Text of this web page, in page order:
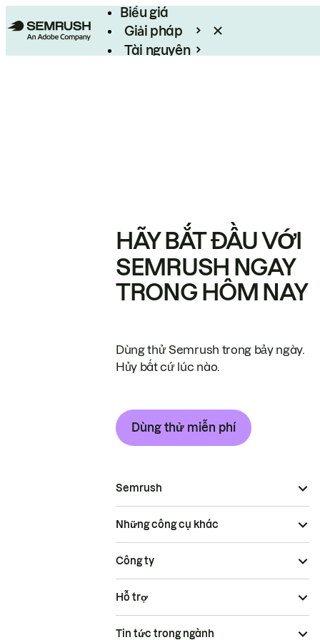
Biểu giá
Giải pháp
Tài nguyên
HÃY BẮT ĐẦU VỚI
SEMRUSH NGAY
TRONG HÔM NAY
Dùng thử Semrush trong bảy ngày.
Hủy bất cứ lúc nào.
Dùng thử miễn phí
Semrush
Những công cụ khác
Công ty
Hỗ trợ
Tin tức trong ngành